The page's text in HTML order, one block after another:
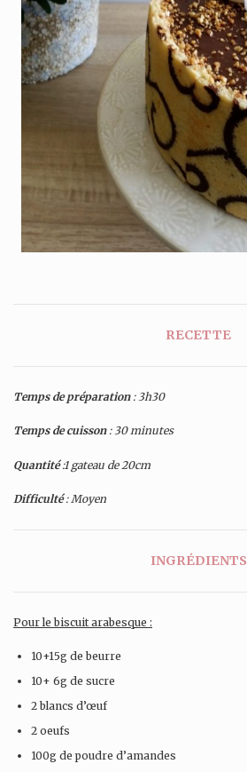
RECETTE
Temps de préparation: 3h30
Temps de cuisson: 30 minutes
Quantité:1 gateau de 20cm
Difficulté: Moyen
INGRÉDIENTS
Pour le biscuit arabesque :
10+15g de beurre
10+ 6g de sucre
2 blancs d’œuf
2 oeufs
100g de poudre d’amandes